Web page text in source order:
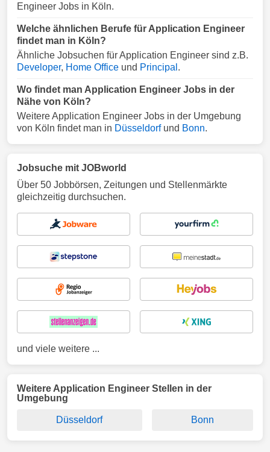
Engineer Jobs in Köln.
Welche ähnlichen Berufe für Application Engineer
findet man in Köln?
Ähnliche Jobsuchen für Application Engineer sind z.B.
Developer, Home Office und Principal .
Wo findet man Application Engineer Jobs in der
Nähe von Köln?
Weitere Application Engineer Jobs in der Umgebung
von Köln findet man in Düsseldorfund Bonn.
Jobsuche mit JOBworld
Über 50 Jobbörsen, Zeitungen und Stellenmärkte
gleichzeitig durchsuchen.
und viele weitere ...
Weitere Application Engineer Stellen in der
Umgebung
Düsseldorf Bonn